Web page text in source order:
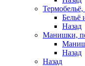
Бельё
Назад
Манишки,
Назад
Назад